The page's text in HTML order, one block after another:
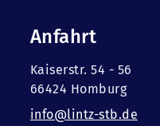
Anfahrt
Kaiserstr. 54 - 56
66424 Homburg
info@lintz-stb.de